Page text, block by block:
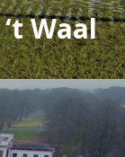
Waal